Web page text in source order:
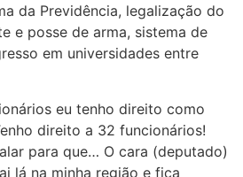
da Previdência, legalização do
e posse de arma, sistema de
em universidades entre
eu tenho direito como
direito a 32 funcionários!
para que… O cara (deputado)
lá na minha região e fica